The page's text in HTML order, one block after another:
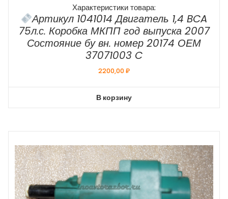
Характеристики товара:
Артикул 1041014 Двигатель 1,4 BCA
75л.с. Коробка МКПП год выпуска 2007
Состояние бу вн. номер 20174 ОЕМ
37071003 C
2200,00₽
В корзину